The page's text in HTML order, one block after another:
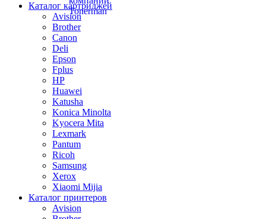
Каталог картриджей
Avision
Brother
Canon
Deli
Epson
Fplus
HP
Huawei
Katusha
Konica Minolta
Kyocera Mita
Lexmark
Pantum
Ricoh
Samsung
Xerox
Xiaomi Mijia
Каталог принтеров
Avision